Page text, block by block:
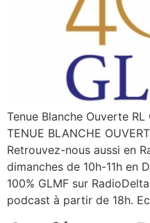
Tenue Blanche Ouverte
TENUE BLANCHE
Retrouvez-nous aussi en
dimanches de 10h-11h en
100% GLMF sur
podcast à partir de 18h.